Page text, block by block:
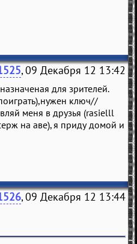
, 09 Декабря 12 13:42
для зрителей.
ключ//
меня в друзья (rasielll
на аве), я приду домой и
, 09 Декабря 12 13:44